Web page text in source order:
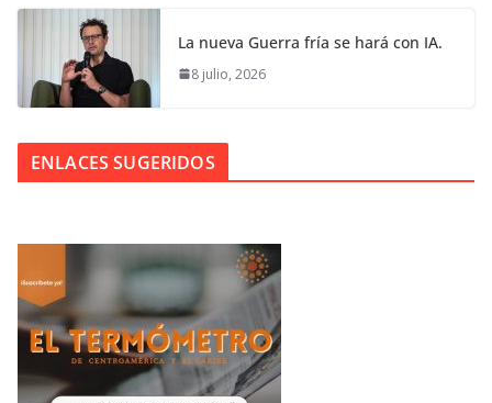
La nueva Guerra fría se hará con IA.
8 julio, 2026
ENLACES SUGERIDOS